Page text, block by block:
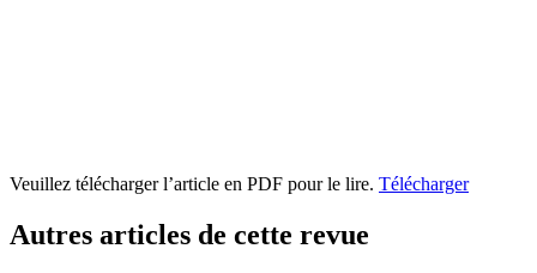
Veuillez télécharger l’article en PDF pour le lire. Télécharger
Autres articles de cette revue